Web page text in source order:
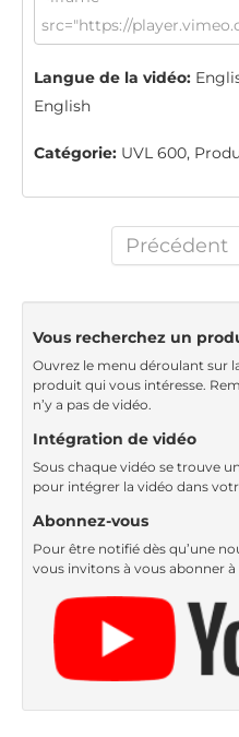
Langue de la vidéo:
English
Catégorie: UVL 600,
Précédent
Vous recherchez un
Ouvrez le menu déroulant sur
produit qui vous intéresse.
n’y a pas de vidéo.
Intégration de vidéo
Sous chaque vidéo se trouve
pour intégrer la vidéo dans
Abonnez-vous
Pour être notifié dès qu’une
vous invitons à vous abonner